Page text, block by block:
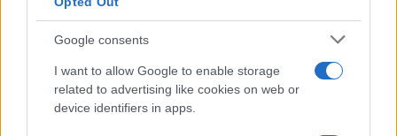
Google consents
I want to allow Google to enable storage
related to advertising like cookies on web or
device identifiers in apps.